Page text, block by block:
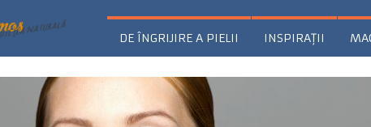
DE ÎNGRIJIRE A PIELII INSPIRAŢII